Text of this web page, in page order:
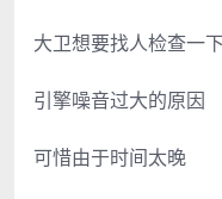
大卫想要找人检查一下
引擎噪音过大的原因
可惜由于时间太晚